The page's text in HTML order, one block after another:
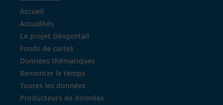
Accueil
Actualités
Le projet Géoportail
Fonds de cartes
Données thématiques
Remonter le temps
Toutes les données
Producteurs de données